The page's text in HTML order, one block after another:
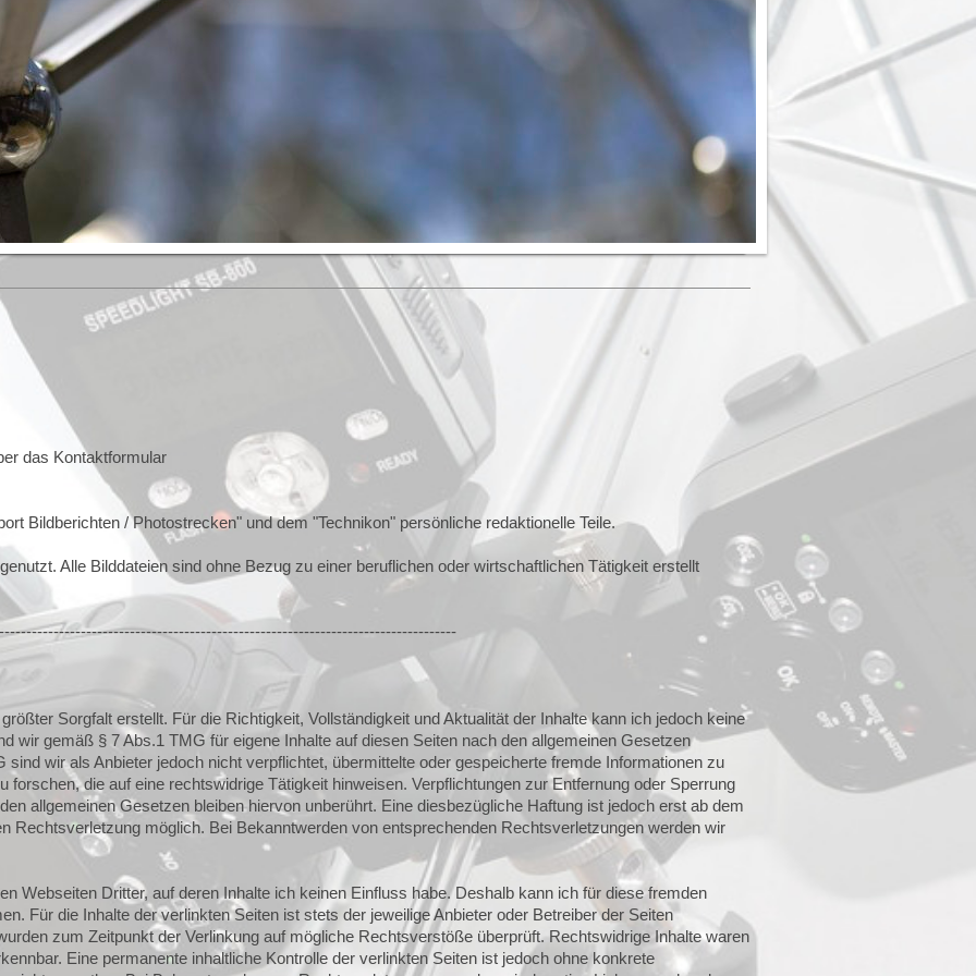
das Kontaktformular
Bildberichten / Photostrecken" und dem "Technikon" persönliche redaktionelle Teile.
Alle Bilddateien sind ohne Bezug zu einer beruflichen oder wirtschaftlichen Tätigkeit erstellt
Sorgfalt erstellt. Für die Richtigkeit, Vollständigkeit und Aktualität der Inhalte kann ich jedoch keine
wir gemäß § 7 Abs.1 TMG für eigene Inhalte auf diesen Seiten nach den allgemeinen Gesetzen
wir als Anbieter jedoch nicht verpflichtet, übermittelte oder gespeicherte fremde Informationen zu
forschen, die auf eine rechtswidrige Tätigkeit hinweisen. Verpflichtungen zur Entfernung oder Sperrung
allgemeinen Gesetzen bleiben hiervon unberührt. Eine diesbezügliche Haftung ist jedoch erst ab dem
Rechtsverletzung möglich. Bei Bekanntwerden von entsprechenden Rechtsverletzungen werden wir
Webseiten Dritter, auf deren Inhalte ich keinen Einfluss habe. Deshalb kann ich für diese fremden
Für die Inhalte der verlinkten Seiten ist stets der jeweilige Anbieter oder Betreiber der Seiten
zum Zeitpunkt der Verlinkung auf mögliche Rechtsverstöße überprüft. Rechtswidrige Inhalte waren
Eine permanente inhaltliche Kontrolle der verlinkten Seiten ist jedoch ohne konkrete